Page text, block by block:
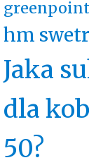
greenpoint
hm
Jaka
dla
50?